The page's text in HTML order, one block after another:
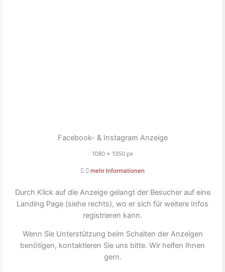
Facebook- & Instagram Anzeige
1080 x 1350 px
mehr Informationen
Durch Klick auf die Anzeige gelangt der Besucher auf eine
Landing Page (siehe rechts), wo er sich für weitere Infos
registrieren kann.
Wenn Sie Unterstützung beim Schalten der Anzeigen
benötigen, kontaktieren Sie uns bitte. Wir helfen Ihnen
gern.